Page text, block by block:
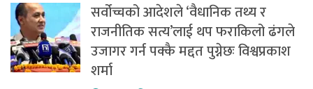
सर्वोच्चको आदेशले ‘वैधानिक तथ्य र
राजनीतिक सत्य’लाई थप फराकिलो ढंगले
उजागर गर्न पक्कै मद्दत पुग्नेछः विश्वप्रकाश
शर्मा